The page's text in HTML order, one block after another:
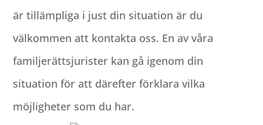
är tillämpliga i just din situation är du
välkommen att kontakta oss. En av våra
familjerättsjurister kan gå igenom din
situation för att därefter förklara vilka
möjligheter som du har.